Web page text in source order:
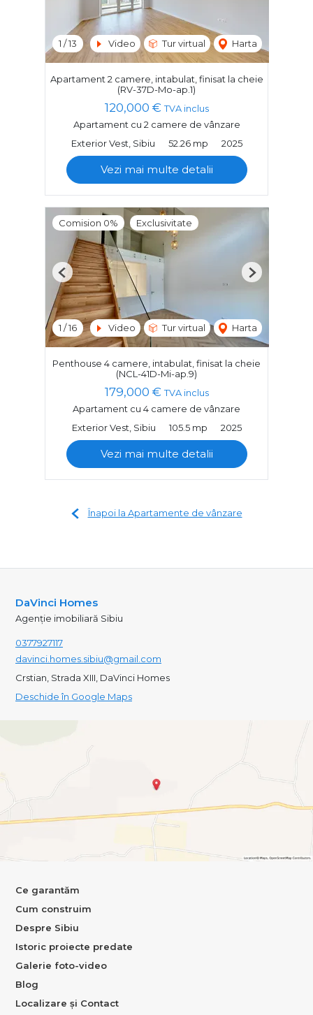
1 /13 Video Tur virtual Harta
Apartament 2 camere, intabulat, finisat la cheie
(RV-37D-Mo-ap.1)
120,000 € TVA inclus
Apartament cu 2 camere de vânzare
Exterior Vest, Sibiu
52.26 mp 2025
Vezi mai multe detalii
Comision 0% Exclusivitate
1 /16 Video Tur virtual Harta
Previous Next
Penthouse 4 camere, intabulat, finisat la cheie
(NCL-41D-Mi-ap.9)
179,000 € TVA inclus
Apartament cu 4 camere de vânzare
Exterior Vest, Sibiu
105.5 mp 2025
Vezi mai multe detalii
Înapoi la Apartamente de vânzare
DaVinci Homes
Agenție imobiliară Sibiu
0377927117
davinci.homes.sibiu@gmail.com
Crstian, Strada XIII, DaVinci Homes
Deschide în Google Maps
Ce garantăm
Cum construim
Despre Sibiu
Istoric proiecte predate
Galerie foto-video
Blog
Localizare și Contact